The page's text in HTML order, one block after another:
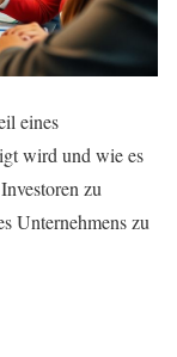
eines
wird und wie es
zu
Unternehmens zu